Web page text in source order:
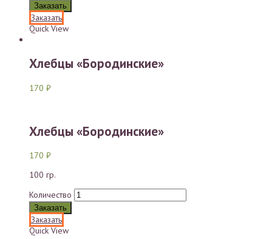
Заказать
Заказать
Quick View
Хлебцы «Бородинские»
170 ₽
Хлебцы «Бородинские»
170 ₽
100 гр.
Количество
Заказать
Заказать
Quick View